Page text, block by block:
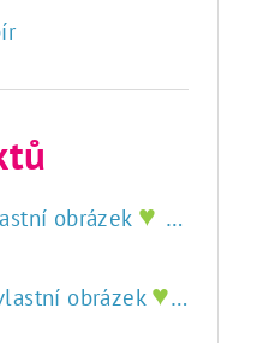
obrázek ♥ tisk na jedlý papír
obrázek ♥ tisk na jedlý papír